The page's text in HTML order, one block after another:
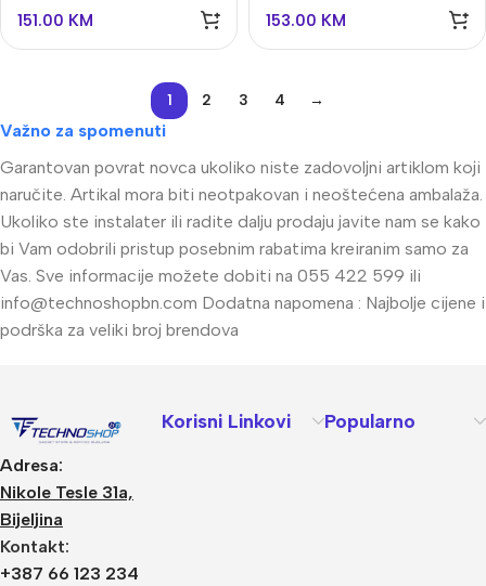
Ilumination
151.00 KM 153.00 KM
1 2 3 4 →
Važno za spomenuti
Garantovan povrat novca ukoliko niste zadovoljni artiklom koji
naručite. Artikal mora biti neotpakovan i neoštećena ambalaža.
Ukoliko ste instalater ili radite dalju prodaju javite nam se kako
bi Vam odobrili pristup posebnim rabatima kreiranim samo za
Vas. Sve informacije možete dobiti na 055 422 599 ili
info@technoshopbn.com Dodatna napomena : Najbolje cijene i
podrška za veliki broj brendova
Adresa:
Nikole Tesle 31a,
Bijeljina
Kontakt:
+387 66 123 234
Korisni Linkovi Popularno